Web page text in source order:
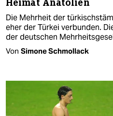
Heimat Anatolien
Die Mehrheit der
eher der Türkei verbunden.
der deutschen
Von Simone Schmollack